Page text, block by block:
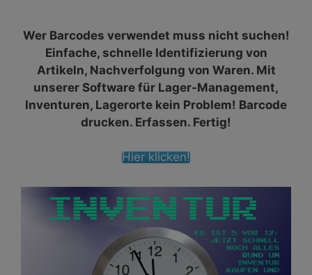
Wer Barcodes verwendet muss nicht suchen!
Einfache, schnelle Identifizierung von
Artikeln, Nachverfolgung von Waren. Mit
unserer Software für Lager-Management,
Inventuren, Lagerorte kein Problem! Barcode
drucken. Erfassen. Fertig!
Hier klicken!